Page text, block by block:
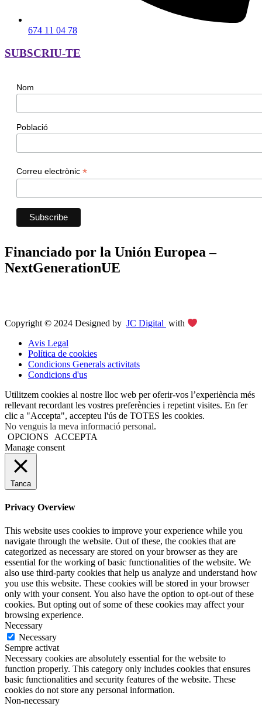
674 11 04 78
SUBSCRIU-TE
Nom
Població
Correu electrònic *
Financiado por la Unión Europea –
NextGenerationUE
Copyright © 2024 Designed by JC Digital with
Avis Legal
Política de cookies
Condicions Generals activitats
Condicions d'us
Utilitzem cookies al nostre lloc web per oferir-vos l’experiència més
rellevant recordant les vostres preferències i repetint visites. En fer
clic a "Accepta", accepteu l'ús de TOTES les cookies.
No venguis la meva informació personal.
OPCIONS
ACCEPTA
Manage consent
Tanca
Privacy Overview
This website uses cookies to improve your experience while you
navigate through the website. Out of these, the cookies that are
categorized as necessary are stored on your browser as they are
essential for the working of basic functionalities of the website. We
also use third-party cookies that help us analyze and understand how
you use this website. These cookies will be stored in your browser
only with your consent. You also have the option to opt-out of these
cookies. But opting out of some of these cookies may affect your
browsing experience.
Necessary
Necessary
Sempre activat
Necessary cookies are absolutely essential for the website to
function properly. This category only includes cookies that ensures
basic functionalities and security features of the website. These
cookies do not store any personal information.
Non-necessary